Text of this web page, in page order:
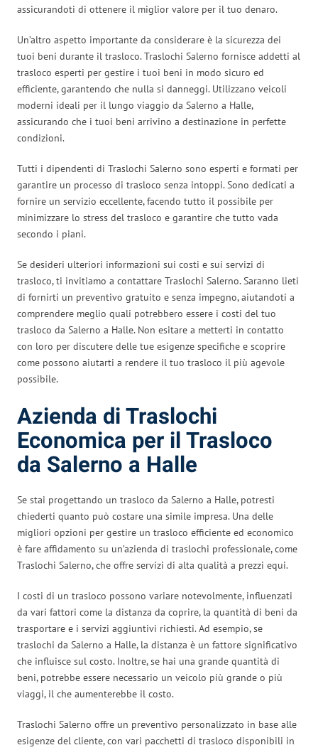
assicurandoti di ottenere il miglior valore per il tuo denaro.
Un’altro aspetto importante da considerare è la sicurezza dei
tuoi beni durante il trasloco. Traslochi Salerno fornisce addetti al
trasloco esperti per gestire i tuoi beni in modo sicuro ed
efficiente, garantendo che nulla si danneggi. Utilizzano veicoli
moderni ideali per il lungo viaggio da Salerno a Halle,
assicurando che i tuoi beni arrivino a destinazione in perfette
condizioni.
Tutti i dipendenti di Traslochi Salerno sono esperti e formati per
garantire un processo di trasloco senza intoppi. Sono dedicati a
fornire un servizio eccellente, facendo tutto il possibile per
minimizzare lo stress del trasloco e garantire che tutto vada
secondo i piani.
Se desideri ulteriori informazioni sui costi e sui servizi di
trasloco, ti invitiamo a contattare Traslochi Salerno. Saranno lieti
di fornirti un preventivo gratuito e senza impegno, aiutandoti a
comprendere meglio quali potrebbero essere i costi del tuo
trasloco da Salerno a Halle. Non esitare a metterti in contatto
con loro per discutere delle tue esigenze specifiche e scoprire
come possono aiutarti a rendere il tuo trasloco il più agevole
possibile.
Azienda di Traslochi
Economica per il Trasloco
da Salerno a Halle
Se stai progettando un trasloco da Salerno a Halle, potresti
chiederti quanto può costare una simile impresa. Una delle
migliori opzioni per gestire un trasloco efficiente ed economico
è fare affidamento su un’azienda di traslochi professionale, come
Traslochi Salerno, che offre servizi di alta qualità a prezzi equi.
I costi di un trasloco possono variare notevolmente, influenzati
da vari fattori come la distanza da coprire, la quantità di beni da
trasportare e i servizi aggiuntivi richiesti. Ad esempio, se
traslochi da Salerno a Halle, la distanza è un fattore significativo
che influisce sul costo. Inoltre, se hai una grande quantità di
beni, potrebbe essere necessario un veicolo più grande o più
viaggi, il che aumenterebbe il costo.
Traslochi Salerno offre un preventivo personalizzato in base alle
esigenze del cliente, con vari pacchetti di trasloco disponibili in